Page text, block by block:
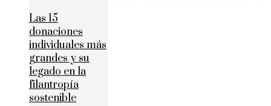
Las 15
donaciones
individuales más
grandes y su
legado en la
filantropía
sostenible